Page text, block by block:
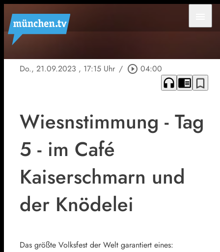
Do., 21.09.2023 , 17:15 Uhr / play_circle_outline 04:00
headphones chrome_reader_mode bookmark_border
Wiesnstimmung - Tag
5 - im Café
Kaiserschmarn und
der Knödelei
Das größte Volksfest der Welt garantiert eines: